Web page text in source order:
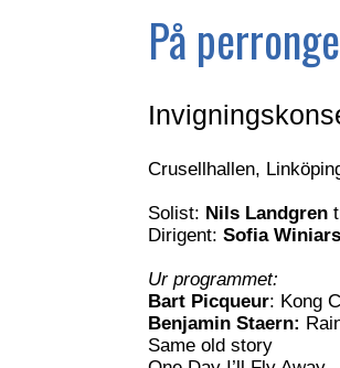
På
Crusellhallen,
Solist: Nils Landgren
Dirigent:Sofia
Ur programmet:
Bart Picqueur: Kong
Benjamin Staern:
Same old story